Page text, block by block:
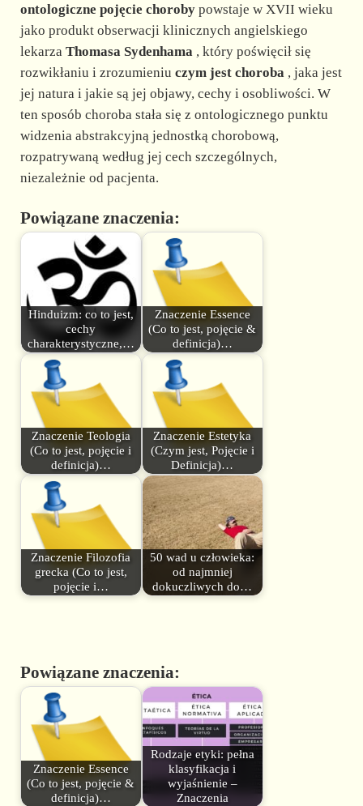
ontologiczne pojęcie chorobypowstaje w XVII wieku
jako produkt obserwacji klinicznych angielskiego
lekarza Thomasa Sydenhama, który poświęcił się
rozwikłaniu i zrozumieniu czym jest choroba, jaka jest
jej natura i jakie są jej objawy, cechy i osobliwości. W
ten sposób choroba stała się z ontologicznego punktu
widzenia abstrakcyjną jednostką chorobową,
rozpatrywaną według jej cech szczególnych,
niezależnie od pacjenta.
Powiązane znaczenia:
Hinduizm: co to jest,
cechy
charakterystyczne,…
Znaczenie Essence
(Co to jest, pojęcie &
definicja)…
Znaczenie Teologia
(Co to jest, pojęcie i
definicja)…
Znaczenie Estetyka
(Czym jest, Pojęcie i
Definicja)…
Znaczenie Filozofia
grecka (Co to jest,
pojęcie i…
50 wad u człowieka:
od najmniej
dokuczliwych do…
Powiązane znaczenia:
Znaczenie Essence
(Co to jest, pojęcie &
definicja)…
Rodzaje etyki: pełna
klasyfikacja i
wyjaśnienie –
Znaczenia